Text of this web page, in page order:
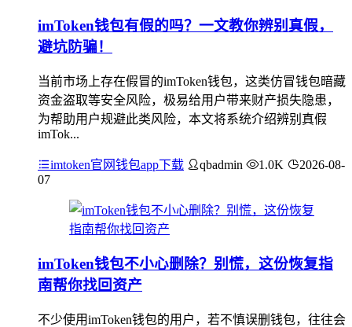
imToken钱包有假的吗？一文教你辨别真假，
避坑防骗！
当前市场上存在假冒的imToken钱包，这类仿冒钱包暗藏
资金盗取等安全风险，极易给用户带来财产损失隐患，
为帮助用户规避此类风险，本文将系统介绍辨别真假
imTok...
imtoken官网钱包app下载 qbadmin 1.0K
2026-08-
07
imToken钱包不小心删除？别慌，这份恢复指
南帮你找回资产
不少使用imToken钱包的用户，若不慎误删钱包，往往会